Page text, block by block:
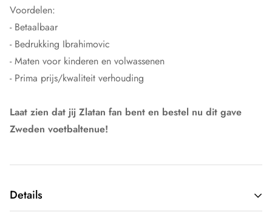
Voordelen:
- Betaalbaar
- Bedrukking Ibrahimovic
- Maten voor kinderen en volwassenen
- Prima prijs/kwaliteit verhouding
Laat zien dat jij Zlatan fan bent en bestel nu dit gave
Zweden voetbaltenue!
Details